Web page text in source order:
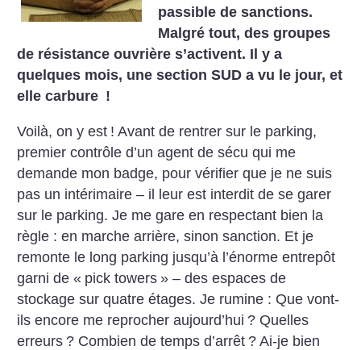
passible de sanctions.
Malgré tout, des groupes
de résistance ouvrière s’activent. Il y a
quelques mois, une section SUD a vu le jour, et
elle carbure !
Voilà, on y est ! Avant de rentrer sur le parking,
premier contrôle d’un agent de sécu qui me
demande mon badge, pour vérifier que je ne suis
pas un intérimaire – il leur est interdit de se garer
sur le ­parking. Je me gare en respectant bien la
règle : en marche arrière, sinon sanction. Et je
remonte le long parking jusqu’à l’énorme entrepôt
garni de « pick towers » – des espaces de
stockage sur quatre étages. Je rumine : Que vont-
ils encore me reprocher aujour­d’hui ? Quelles
erreurs ? Combien de temps d’arrêt ? Ai-je bien